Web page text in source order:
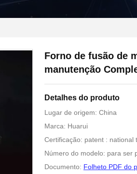
Forno de fusão de
manutenção
Detalhes do produto
Lugar de origem: China
Marca: Huarui
Certificação: patent : national
Número do modelo: para ser
Documento: Folheto PDF do